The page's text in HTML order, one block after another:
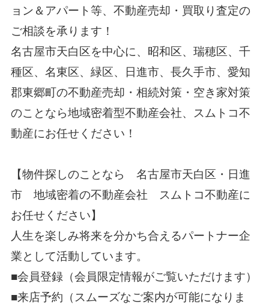
ョン＆アパート等、不動産売却・買取り査定の
ご相談を承ります！
名古屋市天白区を中心に、昭和区、瑞穂区、千
種区、名東区、緑区、日進市、長久手市、愛知
郡東郷町の不動産売却・相続対策・空き家対策
のことなら地域密着型不動産会社、スムトコ不
動産にお任せください！
【物件探しのことなら 名古屋市天白区・日進
市 地域密着の不動産会社 スムトコ不動産に
お任せください】
人生を楽しみ将来を分かち合えるパートナー企
業として活動しています。
■会員登録（会員限定情報がご覧いただけます）
■来店予約（スムーズなご案内が可能になりま